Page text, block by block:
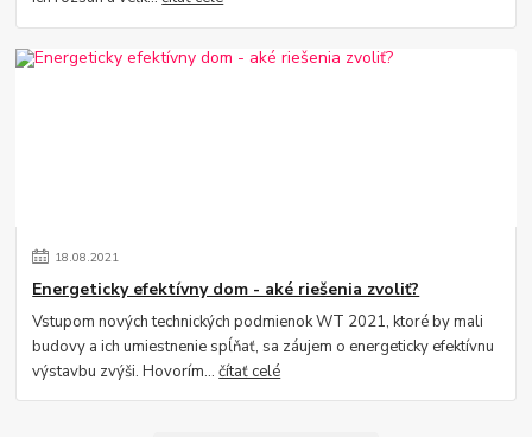
18.08.2021
Energeticky efektívny dom - aké riešenia zvoliť?
Vstupom nových technických podmienok WT 2021, ktoré by mali
budovy a ich umiestnenie spĺňať, sa záujem o energeticky efektívnu
výstavbu zvýši. Hovorím...čítať celé